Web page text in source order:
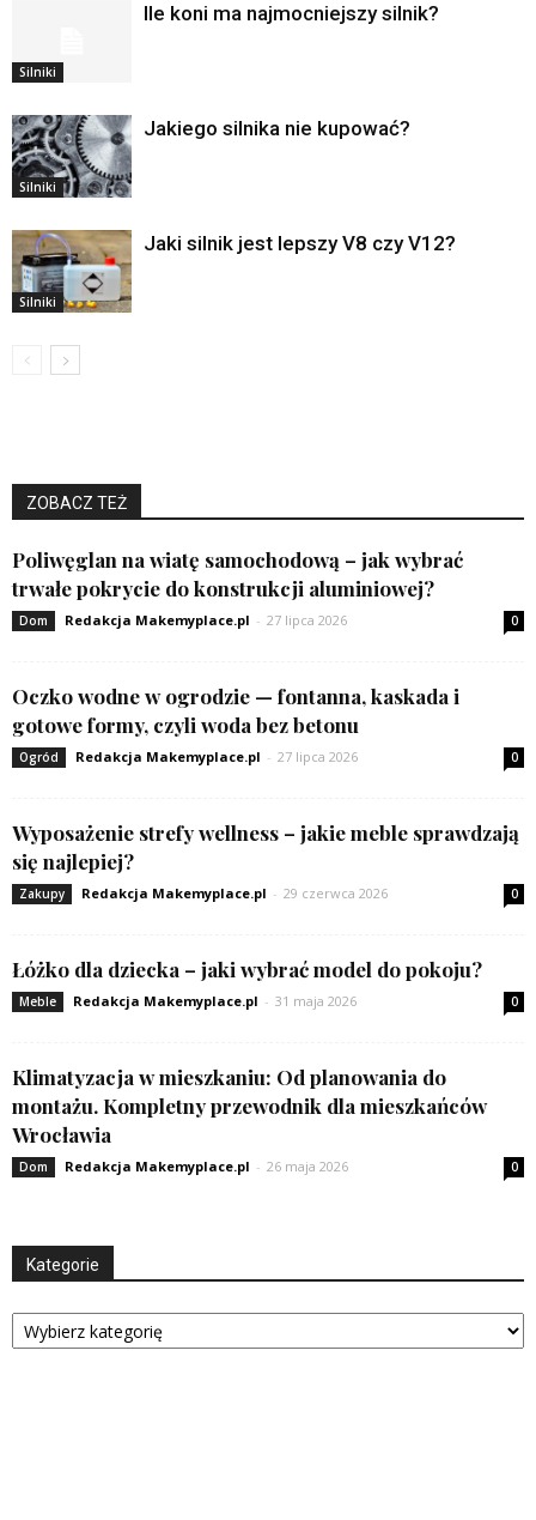
Silniki
Ile koni ma najmocniejszy silnik?
Silniki
Jakiego silnika nie kupować?
Silniki
Jaki silnik jest lepszy V8 czy V12?
ZOBACZ TEŻ
Poliwęglan na wiatę samochodową – jak wybrać
trwałe pokrycie do konstrukcji aluminiowej?
Dom Redakcja Makemyplace.pl - 27 lipca 2026 0
Oczko wodne w ogrodzie — fontanna, kaskada i
gotowe formy, czyli woda bez betonu
Ogród Redakcja Makemyplace.pl - 27 lipca 2026 0
Wyposażenie strefy wellness – jakie meble sprawdzają
się najlepiej?
Zakupy Redakcja Makemyplace.pl - 29 czerwca 2026 0
Łóżko dla dziecka – jaki wybrać model do pokoju?
Meble Redakcja Makemyplace.pl - 31 maja 2026 0
Klimatyzacja w mieszkaniu: Od planowania do
montażu. Kompletny przewodnik dla mieszkańców
Wrocławia
Dom Redakcja Makemyplace.pl - 26 maja 2026 0
Kategorie
Kategorie